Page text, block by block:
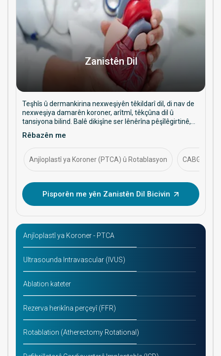
Zanistên Dil
Teşhîs û dermankirina nexweşiyên têkildarî dil, di nav de
nexweşiya damarên koroner, arîtmî, têkçûna dil û
tansiyona bilind. Balê dikişîne ser lênêrîna pêşîlêgirtinê,
demdirêj.
Rêbazên me
Anjîoplastî ya Koroner (PTCA) û Rotablasyon CABG
Pisporên me yên Zanistên Dil Bicivin
Anjîoplastî ya Koroner - PTCA
Ultrasounda Intravascular (IVUS)
Ablation kateter
Rezerva herikîna perçeyî (FFR)
Rotablation (Atherectomy Rotational)